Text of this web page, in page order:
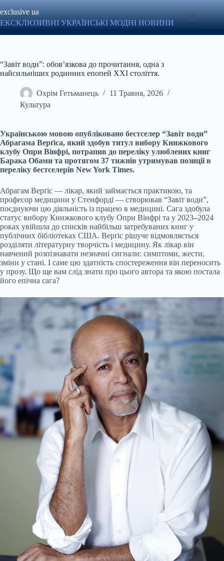
до
вмісту
exclusive ua
ЕКСКЛЮЗИВНІ УКРАЇНСЬКІ МОДНІ НОВИНИ
“Завіт води”: обов’язкова до прочитання, одна з
найсильніших родинних епопей ХХІ століття.
Охрім Гетьманець
11 Травня, 2026
Культура
Українською мовою опубліковано бестселер “Завіт води”
Абрагама Верґіса, який здобув титул вибору Книжкового
клубу Опри Вінфрі, потрапив до переліку улюблених книг
Барака Обами та протягом 37 тижнів утримував позиції в
переліку бестселерів New York Times.
Абрагам Верґіс — лікар, який займається практикою, та
професор медицини у Стенфорді — створював “Завіт води”,
поєднуючи цю діяльність із працею в медицині. Сага здобула
статус вибору Книжкового клубу Опри Вінфрі та у 2023–2024
роках увійшла до списків найбільш затребуваних книг у
публічних бібліотеках США. Верґіс рішуче відмовляється
розділяти літературну творчість і медицину. Як лікар він
навчений розпізнавати незначні сигнали: симптоми, жести,
зміни у стані. І саме цю здатність спостереження він переносить
у прозу. Що ще вам слід знати про цього автора та якою постала
його епічна сага?